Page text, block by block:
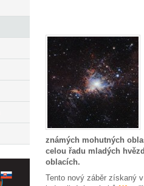
známých mohutných
celou řadu mladých
oblacích.
Tento nový záběr získaný